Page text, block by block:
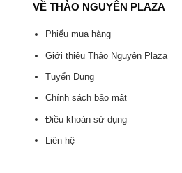
VỀ THẢO NGUYÊN PLAZA
Phiếu mua hàng
Giới thiệu Thảo Nguyên Plaza
Tuyển Dụng
Chính sách bảo mật
Điều khoản sử dụng
Liên hệ